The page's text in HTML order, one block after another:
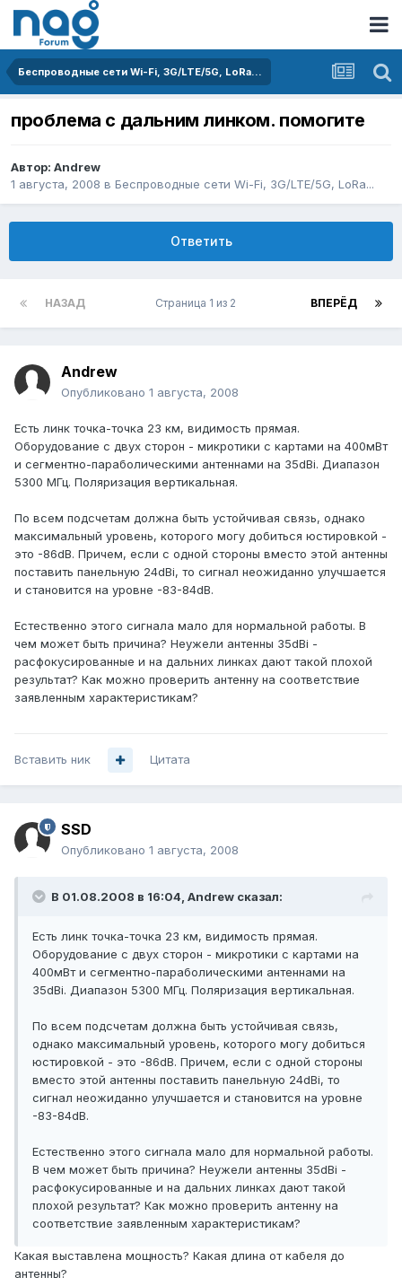
Беспроводные сети Wi-Fi, 3G/LTE/5G, LoRa...
проблема с дальним линком. помогите
Автор: Andrеw
1 августа, 2008 в Беспроводные сети Wi-Fi, 3G/LTE/5G, LoRa...
Ответить
НАЗАД ВПЕРЁД
Страница 1 из 2
Andrеw
Опубликовано 1 августа, 2008
Есть линк точка-точка 23 км, видимость прямая.
Оборудование с двух сторон - микротики с картами на 400мВт
и сегментно-параболическими антеннами на 35dBi. Диапазон
5300 МГц. Поляризация вертикальная.
По всем подсчетам должна быть устойчивая связь, однако
максимальный уровень, которого могу добиться юстировкой -
это -86dB. Причем, если с одной стороны вместо этой антенны
поставить панельную 24dBi, то сигнал неожиданно улучшается
и становится на уровне -83-84dB.
Естественно этого сигнала мало для нормальной работы. В
чем может быть причина? Неужели антенны 35dBi -
расфокусированные и на дальних линках дают такой плохой
результат? Как можно проверить антенну на соответствие
заявленным характеристикам?
Вставить ник Цитата
SSD
Опубликовано 1 августа, 2008
В 01.08.2008 в 16:04, Andrеw сказал:
Есть линк точка-точка 23 км, видимость прямая.
Оборудование с двух сторон - микротики с картами на
400мВт и сегментно-параболическими антеннами на
35dBi. Диапазон 5300 МГц. Поляризация вертикальная.
По всем подсчетам должна быть устойчивая связь,
однако максимальный уровень, которого могу добиться
юстировкой - это -86dB. Причем, если с одной стороны
вместо этой антенны поставить панельную 24dBi, то
сигнал неожиданно улучшается и становится на уровне
-83-84dB.
Естественно этого сигнала мало для нормальной работы.
В чем может быть причина? Неужели антенны 35dBi -
расфокусированные и на дальних линках дают такой
плохой результат? Как можно проверить антенну на
соответствие заявленным характеристикам?
Какая выставлена мощность? Какая длина от кабеля до
антенны?